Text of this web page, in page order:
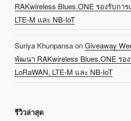
RAKwireless Blues.ONE รองรับกา
LTE-M และ NB-IoT
Suriya KhunpansaonGiveaway
พัฒนา RAKwireless Blues.ONE รอ
LoRaWAN, LTE-M และ NB-IoT
รีวิวล่าสุด